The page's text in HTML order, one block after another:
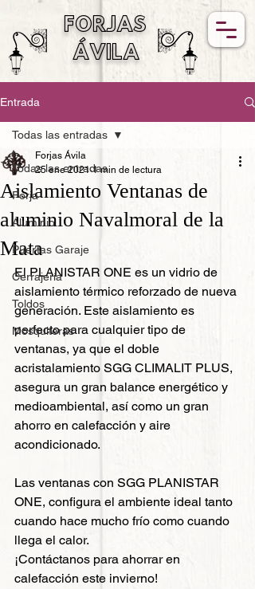
FORJAS
ÁVILA
Entrada
Todas las entradas
Forja
Aluminio
Puertas Garaje
Cerrajería
Toldos
Mosquiteras
Todas las entradas
Aislamiento Ventanas de
aluminio Navalmoral de la
Mata
Forjas Ávila
25 ene 2021 1 min de lectura
El PLANISTAR ONE es un vidrio de
aislamiento térmico reforzado de nueva
generación. Este aislamiento es
perfecto para cualquier tipo de
ventanas, ya que el doble
acristalamiento SGG CLIMALIT PLUS,
asegura un gran balance energético y
medioambiental, así como un gran
ahorro en calefacción y aire
acondicionado.
Las ventanas con SGG PLANISTAR
ONE, configura el ambiente ideal tanto
cuando hace mucho frío como cuando
llega el calor.
¡Contáctanos para ahorrar en
calefacción este invierno!